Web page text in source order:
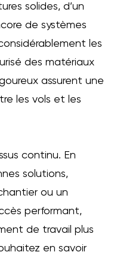
solides, d’un
de systèmes
les
des matériaux
assurent une
les vols et les
continu. En
solutions,
ou un
performant,
de travail plus
en savoir